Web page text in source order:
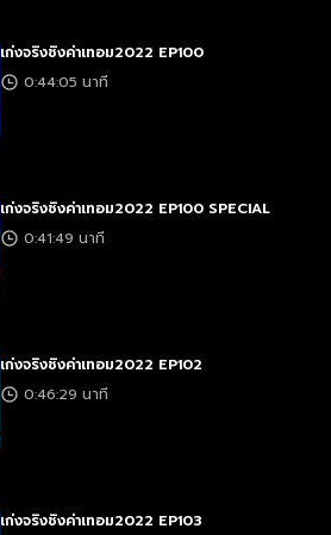
เก่งจริงชิงค่าเทอม2022 EP100
0:44:05 นาที
เก่งจริงชิงค่าเทอม2022 EP100 SPECIAL
0:41:49 นาที
เก่งจริงชิงค่าเทอม2022 EP102
0:46:29 นาที
เก่งจริงชิงค่าเทอม2022 EP103